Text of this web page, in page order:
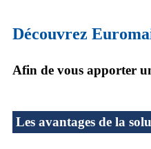
Découvrez
Afin de vous apporter
Les avantages de la